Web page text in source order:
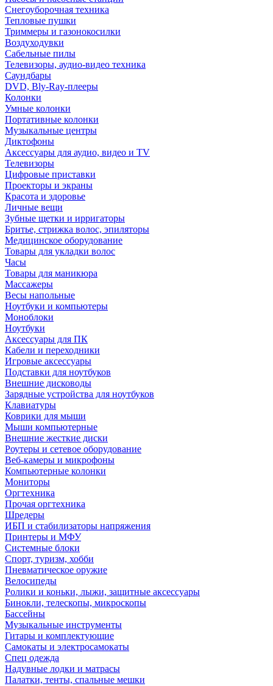
Снегоуборочная техника
Тепловые пушки
Триммеры и газонокосилки
Воздуходувки
Сабельные пилы
Телевизоры, аудио-видео техника
Саундбары
DVD, Bly-Ray-плееры
Колонки
Умные колонки
Портативные колонки
Музыкальные центры
Диктофоны
Аксессуары для аудио, видео и TV
Телевизоры
Цифровые приставки
Проекторы и экраны
Красота и здоровье
Личные вещи
Зубные щетки и ирригаторы
Бритье, стрижка волос, эпиляторы
Медицинское оборудование
Товары для укладки волос
Часы
Товары для маникюра
Массажеры
Весы напольные
Ноутбуки и компьютеры
Моноблоки
Ноутбуки
Аксессуары для ПК
Кабели и переходники
Игровые аксессуары
Подставки для ноутбуков
Внешние дисководы
Зарядные устройства для ноутбуков
Клавиатуры
Коврики для мыши
Мыши компьютерные
Внешние жесткие диски
Роутеры и сетевое оборудование
Веб-камеры и микрофоны
Компьютерные колонки
Мониторы
Оргтехника
Прочая оргтехника
Шредеры
ИБП и стабилизаторы напряжения
Принтеры и МФУ
Системные блоки
Спорт, туризм, хобби
Пневматическое оружие
Велосипеды
Ролики и коньки, лыжи, защитные аксессуары
Бинокли, телескопы, микроскопы
Бассейны
Музыкальные инструменты
Гитары и комплектующие
Самокаты и электросамокаты
Спец одежда
Надувные лодки и матрасы
Палатки, тенты, спальные мешки